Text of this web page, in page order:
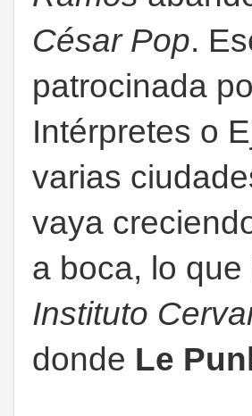
César Pop.
patrocinada
Intérpretes o
varias
vaya
a boca, lo
Instituto
donde Le